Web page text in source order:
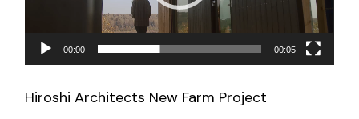
00:00 00:05
Hiroshi Architects New Farm Project